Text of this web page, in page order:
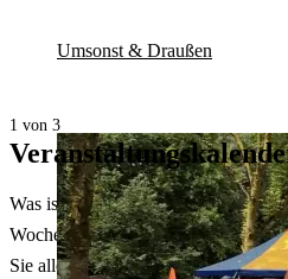
Umsonst & Draußen
1 von 3
Was ist heute in Dortmund los?
Wochenende? Im größten
Sie alle Events – von der Stadt-